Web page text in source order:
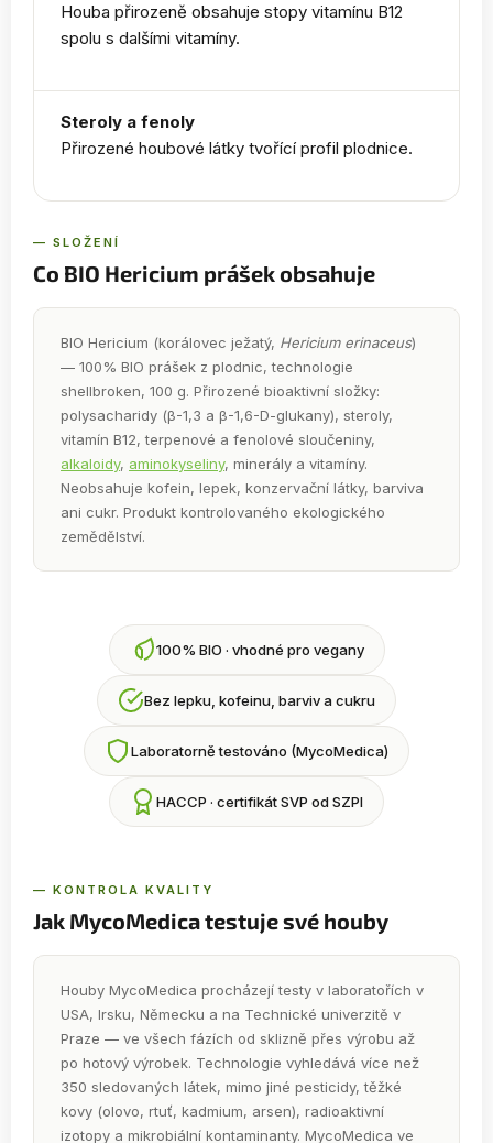
Houba přirozeně obsahuje stopy vitamínu B12
spolu s dalšími vitamíny.
Steroly a fenoly
Přirozené houbové látky tvořící profil plodnice.
— SLOŽENÍ
Co BIO Hericium prášek obsahuje
BIO Hericium (korálovec ježatý, Hericium erinaceus)
— 100% BIO prášek z plodnic, technologie
shellbroken, 100 g. Přirozené bioaktivní složky:
polysacharidy (β-1,3 a β-1,6-D-glukany), steroly,
vitamín B12, terpenové a fenolové sloučeniny,
alkaloidy, aminokyseliny, minerály a vitamíny.
Neobsahuje kofein, lepek, konzervační látky, barviva
ani cukr. Produkt kontrolovaného ekologického
zemědělství.
100% BIO · vhodné pro vegany
Bez lepku, kofeinu, barviv a cukru
Laboratorně testováno (MycoMedica)
HACCP · certifikát SVP od SZPI
— KONTROLA KVALITY
Jak MycoMedica testuje své houby
Houby MycoMedica procházejí testy v laboratořích v
USA, Irsku, Německu a na Technické univerzitě v
Praze — ve všech fázích od sklizně přes výrobu až
po hotový výrobek. Technologie vyhledává více než
350 sledovaných látek, mimo jiné pesticidy, těžké
kovy (olovo, rtuť, kadmium, arsen), radioaktivní
izotopy a mikrobiální kontaminanty. MycoMedica ve